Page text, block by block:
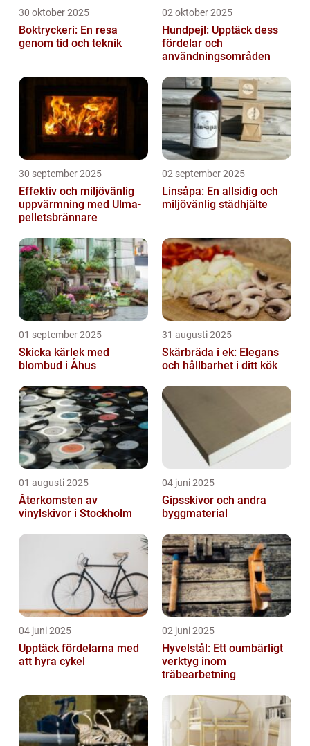
30 oktober 2025
Boktryckeri: En resa
genom tid och teknik
02 oktober 2025
Hundpejl: Upptäck dess
fördelar och
användningsområden
30 september 2025
Effektiv och miljövänlig
uppvärmning med Ulma-
pelletsbrännare
02 september 2025
Linsåpa: En allsidig och
miljövänlig städhjälte
01 september 2025
Skicka kärlek med
blombud i Åhus
31 augusti 2025
Skärbräda i ek: Elegans
och hållbarhet i ditt kök
01 augusti 2025
Återkomsten av
vinylskivor i Stockholm
04 juni 2025
Gipsskivor och andra
byggmaterial
04 juni 2025
Upptäck fördelarna med
att hyra cykel
02 juni 2025
Hyvelstål: Ett oumbärligt
verktyg inom
träbearbetning